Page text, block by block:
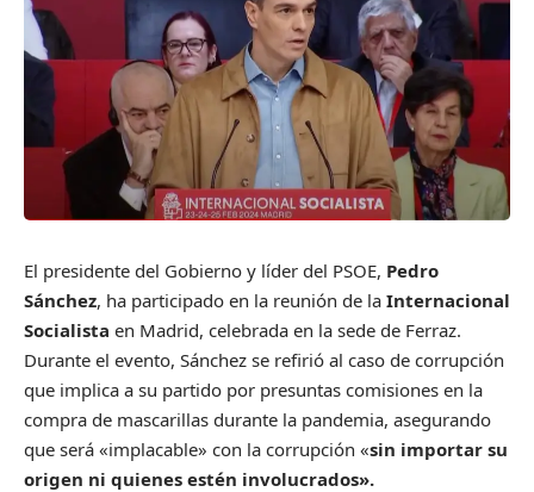
El presidente del Gobierno y líder del PSOE, Pedro
Sánchez, ha participado en la reunión de la Internacional
Socialista en Madrid, celebrada en la sede de Ferraz.
Durante el evento, Sánchez se refirió al caso de corrupción
que implica a su partido por presuntas comisiones en la
compra de mascarillas durante la pandemia, asegurando
que será «implacable» con la corrupción «sin importar su
origen ni quienes estén involucrados».